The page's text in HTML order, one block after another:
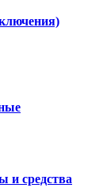
и средства